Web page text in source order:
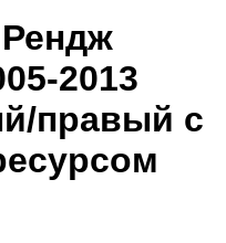
2013
правый с